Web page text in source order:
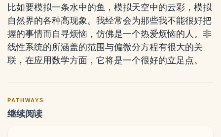
比如要模拟一条水中的鱼，模拟天空中的云彩，模拟
自然界的各种高现象。我经常会为那些我不能很好把
握的事情而自寻烦恼，仿佛是一个热爱烦恼的人。非
线性系统的所涵盖的范围与偏微分方程有很大的关
联，在应用数学方面，它将是一个很好的立足点。
PATHWAYS
继续阅读